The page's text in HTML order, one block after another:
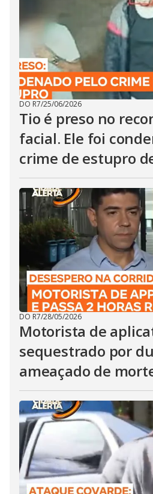
DO R7/25/06/2026
Tio é preso no
facial. Ele foi
crime de estupro
DO R7/28/05/2026
Motorista de
sequestrado por
ameaçado de